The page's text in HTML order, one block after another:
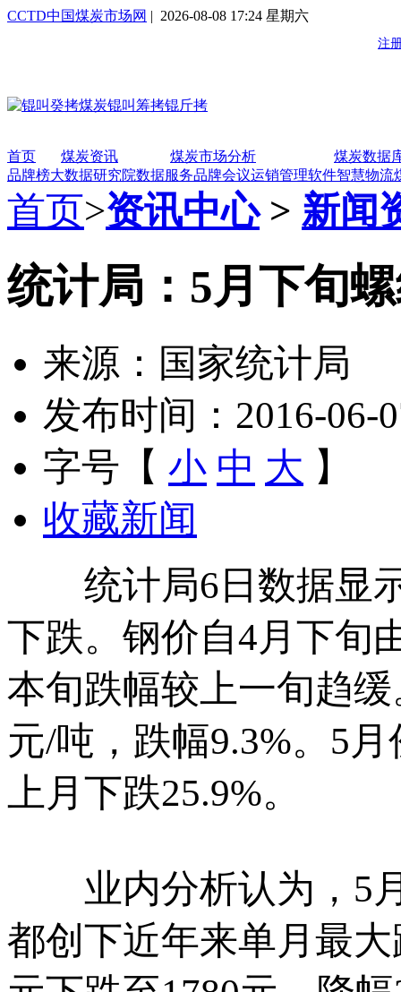
CCTD中国煤炭市场网 | 2026-08-08 17:24 星期六
首页 煤炭资讯 煤炭市场分析
煤炭数据
品牌榜大数据研究院数据服务品牌会议运销管理软件智慧物流
首页>资讯中心> 新闻
统计局：5月下旬
来源：国家统计局
发布时间：2016-06-
字号【 小 中 大 】
收藏新闻
统计局6日数据显示
下跌。钢价自4月下旬
本旬跌幅较上一旬趋
元/吨，跌幅9.3%。5
上月下跌25.9%。
业内分析认为，5月
都创下近年来单月最